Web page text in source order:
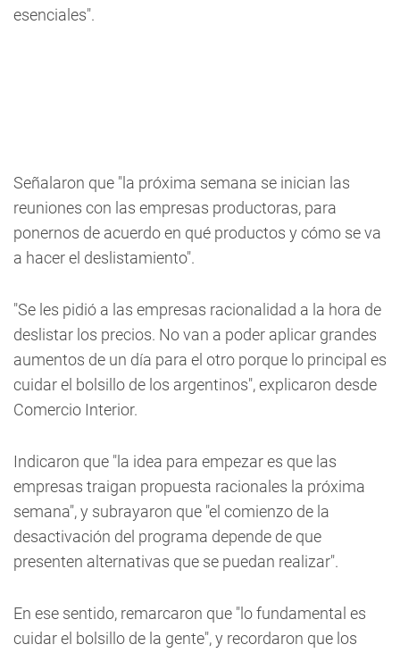
esenciales".
Señalaron que "la próxima semana se inician las
reuniones con las empresas productoras, para
ponernos de acuerdo en qué productos y cómo se va
a hacer el deslistamiento".
"Se les pidió a las empresas racionalidad a la hora de
deslistar los precios. No van a poder aplicar grandes
aumentos de un día para el otro porque lo principal es
cuidar el bolsillo de los argentinos", explicaron desde
Comercio Interior.
Indicaron que "la idea para empezar es que las
empresas traigan propuesta racionales la próxima
semana", y subrayaron que "el comienzo de la
desactivación del programa depende de que
presenten alternativas que se puedan realizar".
En ese sentido, remarcaron que "lo fundamental es
cuidar el bolsillo de la gente", y recordaron que los